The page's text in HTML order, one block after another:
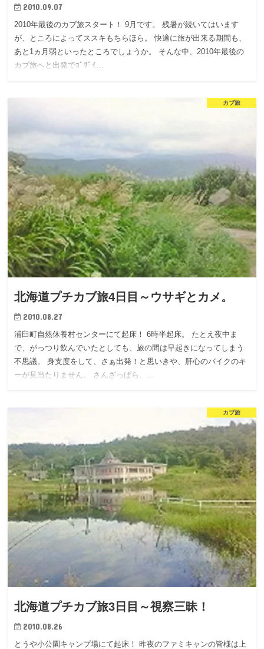
2010.09.07
2010年最後のカブ旅スタート！ 9月です。 残暑が続いてはいます
が、ところによってススキもちらほら。 快適に旅が出来る期間も、
あと1ヵ月弱といったところでしょうか。 そんな中、2010年最後の
カブ旅へと出発でｺﾞｻﾞｲ…
カブ旅
北海道プチカブ旅4日目～ウサギとカメ。
2010.08.27
浦臼町自然休養村センターにて起床！ 6時半起床。 たとえ夜中ま
で、がっつり飲んでいたとしても、旅の間は早起きになってしまう
不思議。 身支度をして、さぁ出発！と思いきや、肝心のバイクのキ
ーが見当たりません。 さんざっぱら、…
カブ旅
北海道プチカブ旅3日目～視察三昧！
2010.08.26
とうや小公園キャンプ場にて起床！ 昨夜のファミキャンの皆様は上